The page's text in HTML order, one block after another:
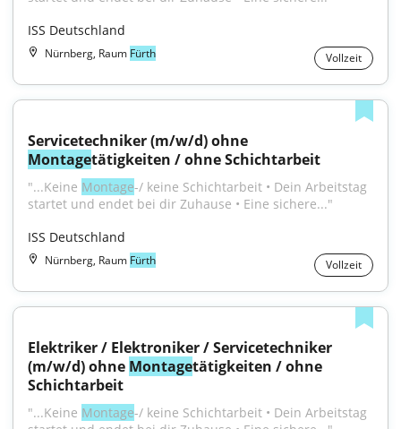
ISS Deutschland
Nürnberg, Raum Fürth Vollzeit
Montagetätigkeiten / ohne Schichtarbeit
"...Keine Montage-/ keine Schichtarbeit • Dein Arbeitstag
startet und endet bei dir Zuhause • Eine sichere..."
ISS Deutschland
Nürnberg, Raum Fürth Vollzeit
Elektriker / Elektroniker / Servicetechniker
(m/w/d) ohne Montagetätigkeiten / ohne
Schichtarbeit
"...Keine Montage-/ keine Schichtarbeit • Dein Arbeitstag